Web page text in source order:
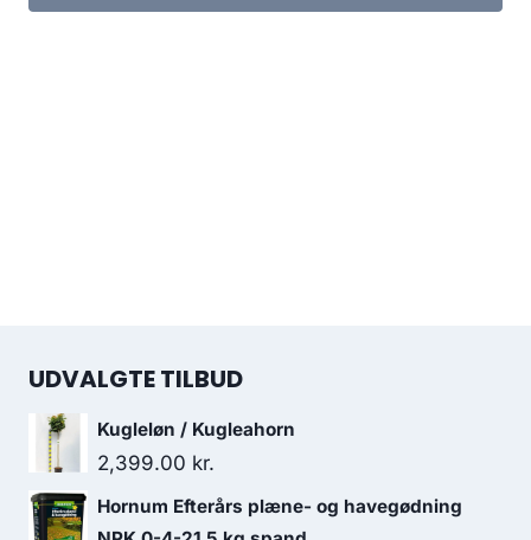
UDVALGTE TILBUD
Kugleløn / Kugleahorn
2,399.00 kr.
Hornum Efterårs plæne- og havegødning